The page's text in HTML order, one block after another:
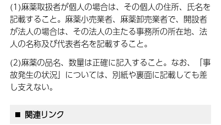
(1)麻薬取扱者が個人の場合は、その個人の住所、氏名を
記載すること。麻薬小売業者、麻薬卸売業者で、開設者
が法人の場合は、その法人の主たる事務所の所在地、法
人の名称及び代表者名を記載すること。
(2)麻薬の品名、数量は正確に記入すること。なお、「事
故発生の状況」については、別紙や裏面に記載しても差
し支えない。
関連リンク